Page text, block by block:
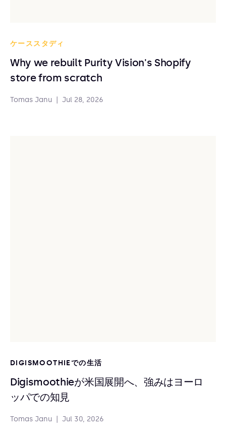
ケーススタディ
Why we rebuilt Purity Vision's Shopify
store from scratch
Tomas Janu Jul 28, 2026
DIGISMOOTHIEでの生活
Digismoothieが米国展開へ、強みはヨーロ
ッパでの知見
Tomas Janu Jul 30, 2026